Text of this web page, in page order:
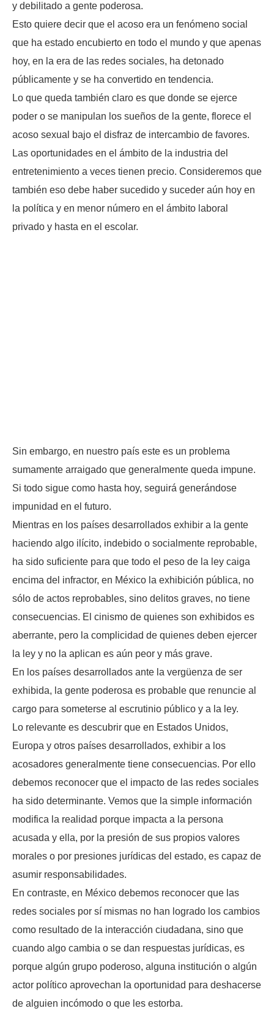
y debilitado a gente poderosa.
Esto quiere decir que el acoso era un fenómeno social
que ha estado encubierto en todo el mundo y que apenas
hoy, en la era de las redes sociales, ha detonado
públicamente y se ha convertido en tendencia.
Lo que queda también claro es que donde se ejerce
poder o se manipulan los sueños de la gente, florece el
acoso sexual bajo el disfraz de intercambio de favores.
Las oportunidades en el ámbito de la industria del
entretenimiento a veces tienen precio. Consideremos que
también eso debe haber sucedido y suceder aún hoy en
la política y en menor número en el ámbito laboral
privado y hasta en el escolar.
Sin embargo, en nuestro país este es un problema
sumamente arraigado que generalmente queda impune.
Si todo sigue como hasta hoy, seguirá generándose
impunidad en el futuro.
Mientras en los países desarrollados exhibir a la gente
haciendo algo ilícito, indebido o socialmente reprobable,
ha sido suficiente para que todo el peso de la ley caiga
encima del infractor, en México la exhibición pública, no
sólo de actos reprobables, sino delitos graves, no tiene
consecuencias. El cinismo de quienes son exhibidos es
aberrante, pero la complicidad de quienes deben ejercer
la ley y no la aplican es aún peor y más grave.
En los países desarrollados ante la vergüenza de ser
exhibida, la gente poderosa es probable que renuncie al
cargo para someterse al escrutinio público y a la ley.
Lo relevante es descubrir que en Estados Unidos,
Europa y otros países desarrollados, exhibir a los
acosadores generalmente tiene consecuencias. Por ello
debemos reconocer que el impacto de las redes sociales
ha sido determinante. Vemos que la simple información
modifica la realidad porque impacta a la persona
acusada y ella, por la presión de sus propios valores
morales o por presiones jurídicas del estado, es capaz de
asumir responsabilidades.
En contraste, en México debemos reconocer que las
redes sociales por sí mismas no han logrado los cambios
como resultado de la interacción ciudadana, sino que
cuando algo cambia o se dan respuestas jurídicas, es
porque algún grupo poderoso, alguna institución o algún
actor político aprovechan la oportunidad para deshacerse
de alguien incómodo o que les estorba.